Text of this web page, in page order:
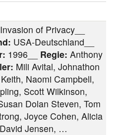
Invasion of Privacy__
USA-Deutschland__
1996__ Regie: Anthony
Mili Avital, Johnathon
Naomi Campbell,
Scott Wilkinson,
Dolan Steven, Tom
Joyce Cohen, Alicia
Jensen, …